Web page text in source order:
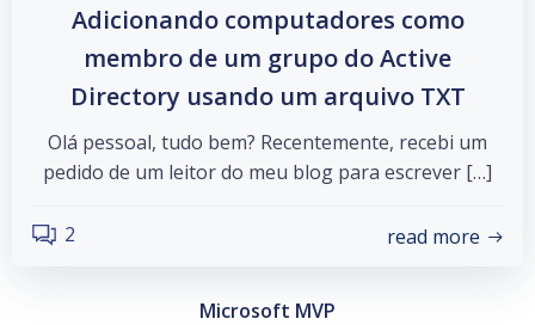
Adicionando computadores como
membro de um grupo do Active
Directory usando um arquivo TXT
Olá pessoal, tudo bem? Recentemente, recebi um
pedido de um leitor do meu blog para escrever […]
2 read more
Microsoft MVP